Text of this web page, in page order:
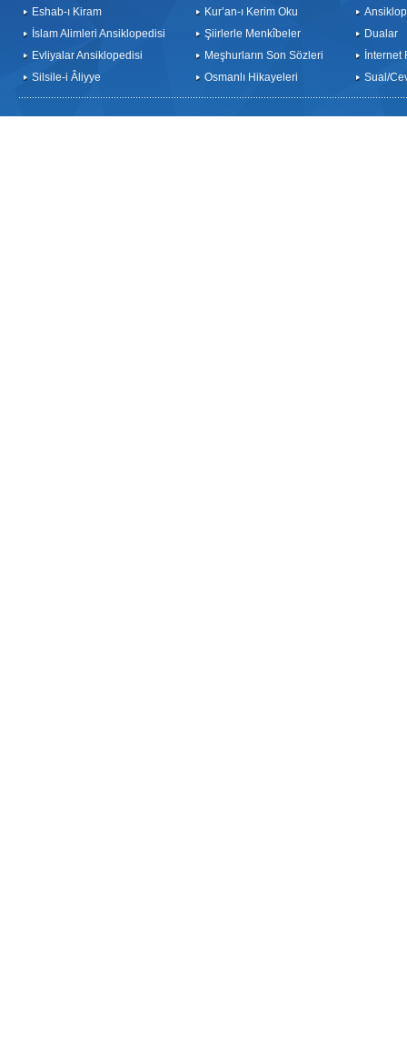
Eshab-ı Kiram
İslam Alimleri Ansiklopedisi
Evliyalar Ansiklopedisi
Silsile-i Âliyye
Kur’an-ı Kerim Oku
Şiirlerle Menkîbeler
Meşhurların Son Sözleri
Osmanlı Hikayeleri
Dualar
İnternet
Sual/